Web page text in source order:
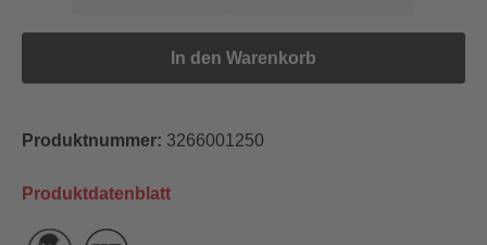
In den Warenkorb
Produktnummer: 3266001250
Produktdatenblatt